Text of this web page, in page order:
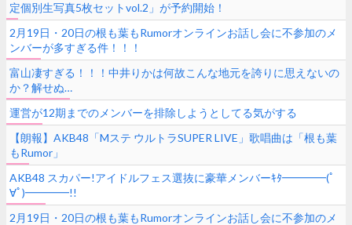
定個別生写真5枚セットvol.2」が予約開始！
2月19日・20日の根も葉もRumorオンラインお話し会に不参加のメ
ンバーが多すぎる件！！！
富山凄すぎる！！！中井りかは何故こんな地元を誇りに思えないの
か？解せぬ…
運営が12期までのメンバーを排除しようとしてる気がする
【朗報】AKB48「Mステ ウルトラSUPER LIVE」歌唱曲は「根も葉
もRumor」
AKB48 スカパー!アイドルフェス選抜に豪華メンバーｷﾀ━━━━(ﾟ
∀ﾟ)━━━━!!
2月19日・20日の根も葉もRumorオンラインお話し会に不参加のメ